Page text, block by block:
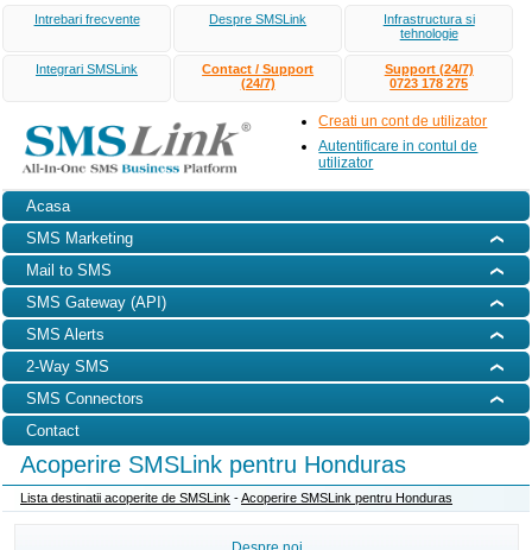
Intrebari frecvente Despre SMSLink
Infrastructura si
tehnologie
Integrari SMSLink
Contact / Support
(24/7)
Support (24/7)
0723 178 275
Creati un cont de utilizator
Autentificare in contul de
utilizator
Acasa
SMS Marketing
Mail to SMS
SMS Gateway (API)
SMS Alerts
2-Way SMS
SMS Connectors
Contact
Acoperire SMSLink pentru Honduras
Lista destinatii acoperite de SMSLink -Acoperire SMSLink pentru Honduras